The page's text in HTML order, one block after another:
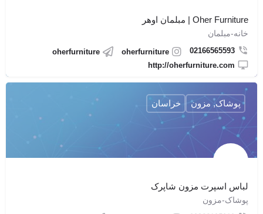
Oher Furniture | مبلمان اوهر
خانه-مبلمان
02166565593
oherfurniture
oherfurniture
http://oherfurniture.com
لباس اسپرت مزون شاپرک
پوشاک-مزون
پوشاک, مزون خراسان